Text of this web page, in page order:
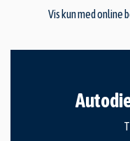
Vis kun med online